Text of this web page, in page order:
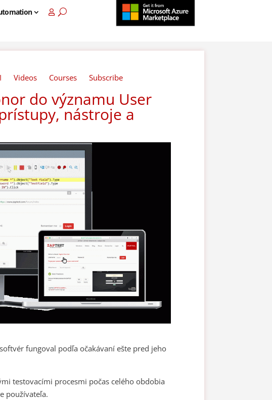
Videos Courses Subscribe
do významu User
nástroje a
fungoval podľa očakávaní ešte pred jeho
testovacími procesmi počas celého obdobia
používateľa.